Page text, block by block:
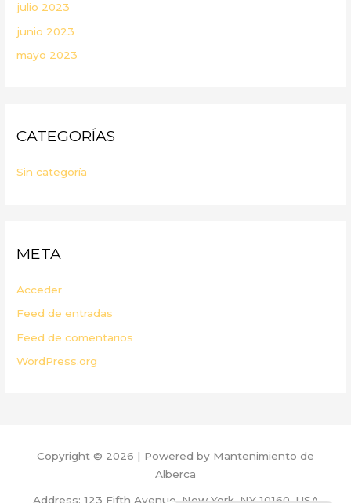
julio 2023
junio 2023
mayo 2023
CATEGORÍAS
Sin categoría
META
Acceder
Feed de entradas
Feed de comentarios
WordPress.org
Copyright © 2026 | Powered by Mantenimiento de
Alberca
Address: 123 Fifth Avenue, New York, NY 10160, USA